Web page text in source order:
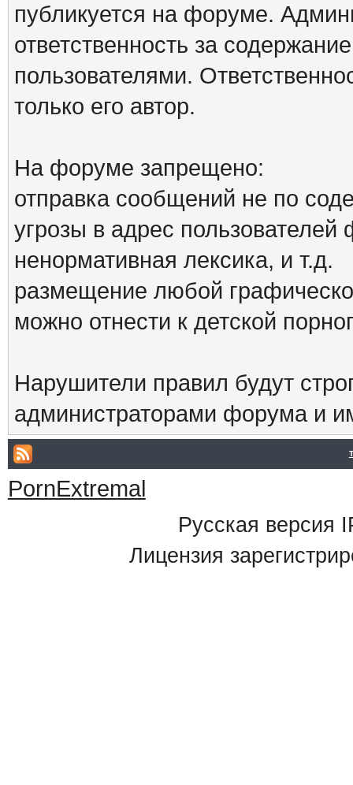
публикуется на форуме.
ответственность за
пользователями.
только его автор.
На форуме запрещено:
отправка сообщений не по
угрозы в адрес
ненормативная лексика, и т.д.
размещение любой
можно отнести к детской
Нарушители правил будут
администраторами форума и
PornExtremal
Русская версия
Лицензия